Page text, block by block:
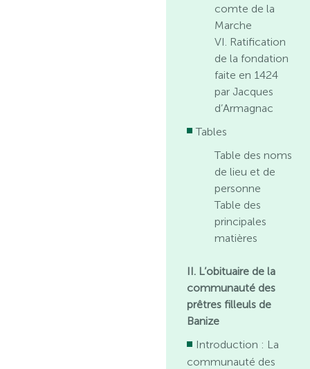
comte de la
Marche
VI. Ratification
de la fondation
faite en 1424
par Jacques
d’Armagnac
Tables
Table des noms
de lieu et de
personne
Table des
principales
matières
II. L’obituaire de la
communauté des
prêtres filleuls de
Banize
Introduction : La
communauté des